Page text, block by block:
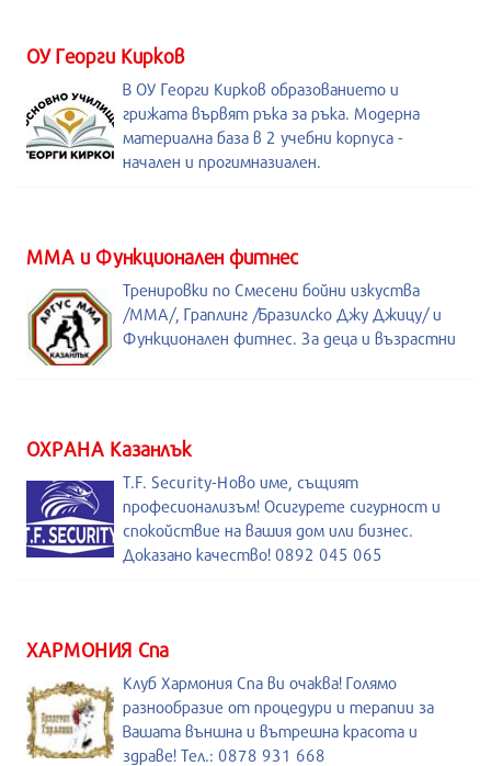
ОУ Георги Кирков
В ОУ Георги Кирков образованието и
грижата вървят ръка за ръка. Модерна
материална база в 2 учебни корпуса -
начален и прогимназиален.
ММА и Функционален фитнес
Тренировки по Смесени бойни изкуства
/MMA/, Граплинг /Бразилско Джу Джицу/ и
Функционален фитнес. За деца и възрастни
ОХРАНА Казанлък
T.F. Security-Ново име, същият
професионализъм! Осигурете сигурност и
спокойствие на вашия дом или бизнес.
Доказано качество! 0892 045 065
ХАРМОНИЯ Спа
Клуб Хармония Спа ви очаква! Голямо
разнообразие от процедури и терапии за
Вашата външна и вътрешна красота и
здраве! Тел.: 0878 931 668